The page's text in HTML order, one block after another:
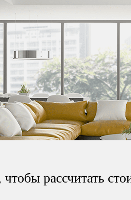
рассчитать